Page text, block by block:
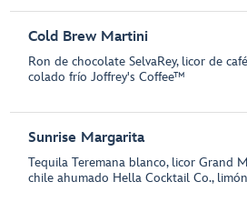
Cold Brew Martini
Ron de chocolate SelvaRey, licor de
colado frío Joffrey's Coffee™
Sunrise Margarita
Tequila Teremana blanco, licor Grand
chile ahumado Hella Cocktail Co.,